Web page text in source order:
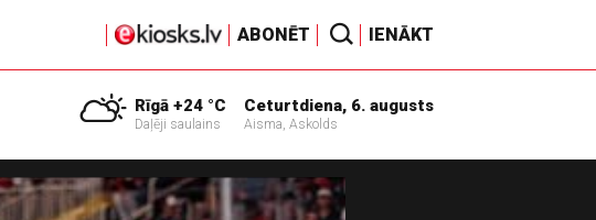
ABONĒT IENĀKT
Rīgā +24 °C
Daļēji saulains
Ceturtdiena, 6. augusts
Aisma, Askolds